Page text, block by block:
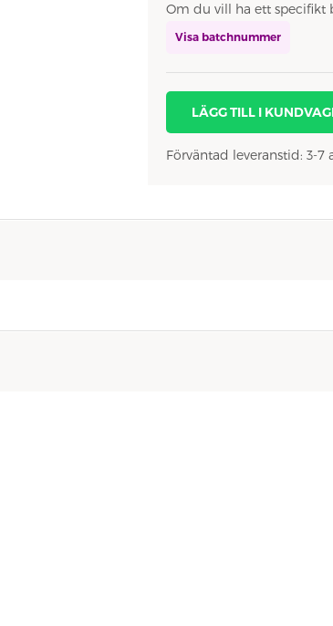
Om du vill ha ett specifikt
Visa batchnummer
LÄGG TILL I
Förväntad leveranstid: 3-7